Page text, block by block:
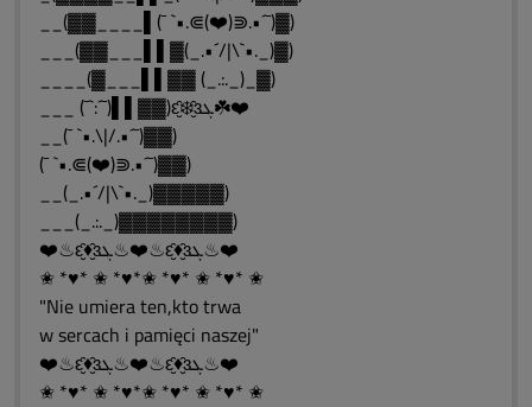
__(▓▓____▌(¯ `•.⋐(❤️)⋑.•´¯)▓)
___(▓▓___▌▌▓(_.•´/|\`•._)▓)
____(▓___▌▌▓▓ (_.:._)_▓)
___ (¯`:´¯)▌▌▓▓)ԑ̮̑❄️̮̑ɜܓ☘️❤️
__(¯ `•.\|/.•´¯)▓▓)
(¯ `•.⋐(❤️)⋑.•´¯)▓▓)
__(_.•´/|\`•._)▓▓▓▓▓)
___(_.:._)▓▓▓▓▓▓▓▓)
❤️♨ԑ̮̑♦̮̑ɜܓ♨❤️♨ԑ̮̑♦̮̑ɜܓ♨❤️
✬ *♥* ✬ *♥*✬ *♥* ✬ *♥* ✬
"Nie umiera ten,kto trwa
w sercach i pamięci naszej"
❤️♨ԑ̮̑♦̮̑ɜܓ♨❤️♨ԑ̮̑♦̮̑ɜܓ♨❤️
✬ *♥* ✬ *♥*✬ *♥* ✬ *♥* ✬